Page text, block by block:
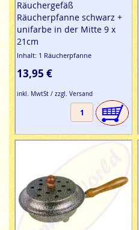
Räuchergefäß
Räucherpfanne schwarz +
unifarbe in der Mitte 9 x
21cm
Inhalt: 1 Räucherpfanne
13,95 €
inkl. MwtSt / zzgl. Versand